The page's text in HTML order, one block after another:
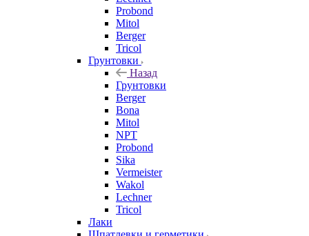
Probond
Mitol
Berger
Tricol
Грунтовки
Назад
Грунтовки
Berger
Bona
Mitol
NPT
Probond
Sika
Vermeister
Wakol
Lechner
Tricol
Лаки